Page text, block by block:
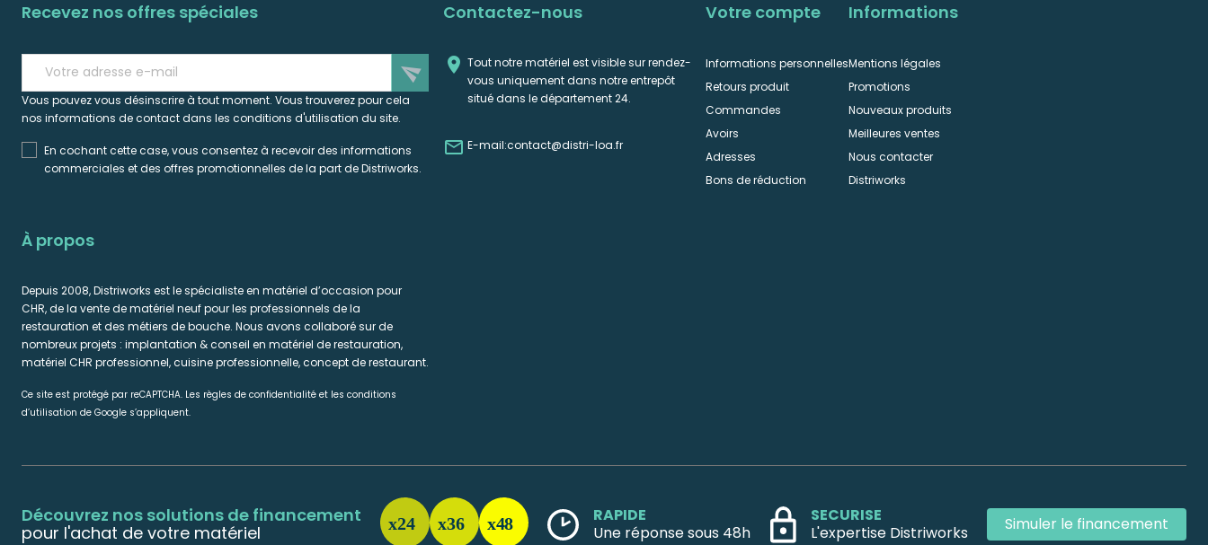
Recevez nos offres spéciales
send
Vous pouvez vous désinscrire à tout moment. Vous trouverez pour cela
nos informations de contact dans les conditions d'utilisation du site.
En cochant cette case, vous consentez à recevoir des informations
commerciales et des offres promotionnelles de la part de Distriworks.
À propos
Depuis 2008, Distriworks est le spécialiste en matériel d’occasion pour
CHR, de la vente de matériel neuf pour les professionnels de la
restauration et des métiers de bouche. Nous avons collaboré sur de
nombreux projets : implantation & conseil en matériel de restauration,
matériel CHR professionnel, cuisine professionnelle, concept de restaurant.
Ce site est protégé par reCAPTCHA. Les règles de confidentialité et les conditions
d’utilisation de Google s’appliquent.
Informations
Mentions légales
Promotions
Nouveaux produits
Meilleures ventes
Nous contacter
Distriworks
Votre compte
Informations personnelles
Retours produit
Commandes
Avoirs
Adresses
Bons de réduction
Contactez-nous
 Tout notre matériel est visible sur rendez-
vous uniquement dans notre entrepôt
situé dans le département 24.
 E-mail:contact@distri-loa.fr
Découvrez nos solutions de financement
pour l'achat de votre matériel
RAPIDE
Une réponse sous 48h
SECURISE
L'expertise Distriworks
Simuler le financement